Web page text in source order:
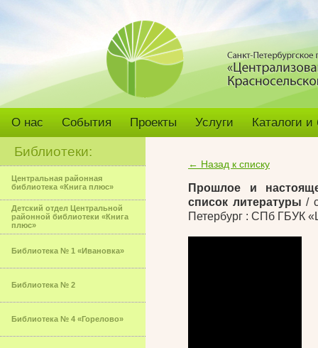
О нас События Проекты Услуги Каталоги
Библиотеки:
Центральная районная
библиотека «Книга плюс»
Детский отдел Центральной
районной библиотеки «Книга
плюс»
Библиотека № 1 «Ивановка»
Библиотека № 2
Библиотека № 4 «Горелово»
← Назад к списку
Прошлое и
список литературы /
Петербург : СПб ГБУК